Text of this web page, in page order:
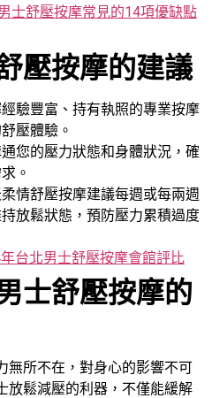
士舒壓按摩常見的14項優缺點
壓按摩的建議
經驗豐富、持有執照的專業按摩
壓體驗。
通您的壓力狀態和身體狀況，確
。
柔情舒壓按摩建議每週或每兩週
放鬆狀態，預防壓力累積過度
台北男士舒壓按摩會館評比
士舒壓按摩的
無所不在，對身心的影響不可
放鬆減壓的利器，不僅能緩解